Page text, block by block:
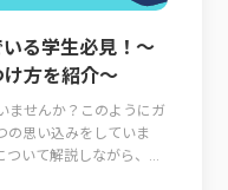
いる学生必見！～
方を紹介～
ませんか？このようにガ
の思い込みをしていま
いて解説しながら、...